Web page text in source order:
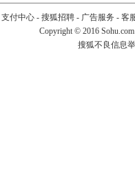
支付中心- 搜狐招聘- 广告服务 - 客
Copyright © 2016
搜狐不良信息